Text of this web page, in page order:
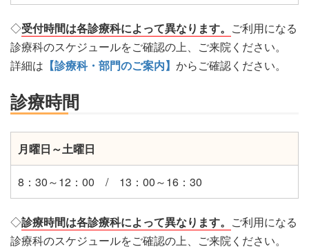
◇受付時間は各診療科によって異なります。 ご利用になる
診療科のスケジュールをご確認の上、ご来院ください。
詳細は 【診療科・部門のご案内】 からご確認ください。
診療時間
月曜日～土曜日
8：30～12：00 / 13：00～16：30
◇診療時間は各診療科によって異なります。 ご利用になる
診療科のスケジュールをご確認の上、ご来院ください。